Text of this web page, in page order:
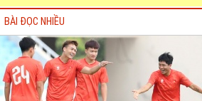
BÀI ĐỌC NHIỀU